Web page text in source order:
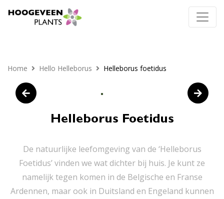
Home Hello Helleborus Helleborus foetidus
Helleborus Foetidus
De natuurlijke leefomgeving van de ‘Helleborus
Foetidus’ vinden we wat dichter bij huis. Je kunt ze
namelijk tegen komen in de Belgische en Franse
Ardennen, maar ook in Duitsland en Engeland kunnen